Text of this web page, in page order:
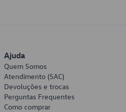
Ajuda
Quem Somos
Atendimento (SAC)
Devoluções e trocas
Perguntas Frequentes
Como comprar